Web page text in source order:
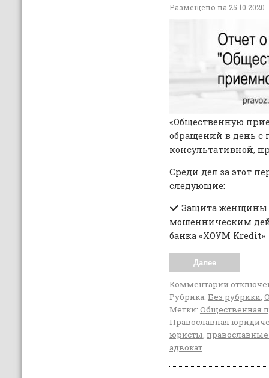
Размещено на 25.10.2020
«Общественную
обращений в день с
консультативной,
Среди дел за этот
следующие:
Защита женщины
мошенническим
банка «ХОУМ Kredit»
Далее
Комментарии
Рубрика: Без рубрики,
Метки: Общественная
Православная
юристы,
адвокат